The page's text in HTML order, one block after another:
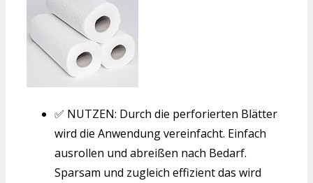
✅ NUTZEN: Durch die perforierten Blätter
wird die Anwendung vereinfacht. Einfach
ausrollen und abreißen nach Bedarf.
Sparsam und zugleich effizient das wird